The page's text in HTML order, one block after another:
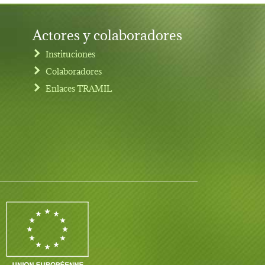
Actores y colaboradores
Instituciones
Colaboradores
Enlaces TRAMIL